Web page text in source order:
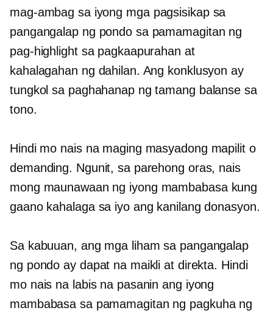
mag-ambag sa iyong mga pagsisikap sa
pangangalap ng pondo sa pamamagitan ng
pag-highlight sa pagkaapurahan at
kahalagahan ng dahilan. Ang konklusyon ay
tungkol sa paghahanap ng tamang balanse sa
tono.
Hindi mo nais na maging masyadong mapilit o
demanding. Ngunit, sa parehong oras, nais
mong maunawaan ng iyong mambabasa kung
gaano kahalaga sa iyo ang kanilang donasyon.
Sa kabuuan, ang mga liham sa pangangalap
ng pondo ay dapat na maikli at direkta. Hindi
mo nais na labis na pasanin ang iyong
mambabasa sa pamamagitan ng pagkuha ng